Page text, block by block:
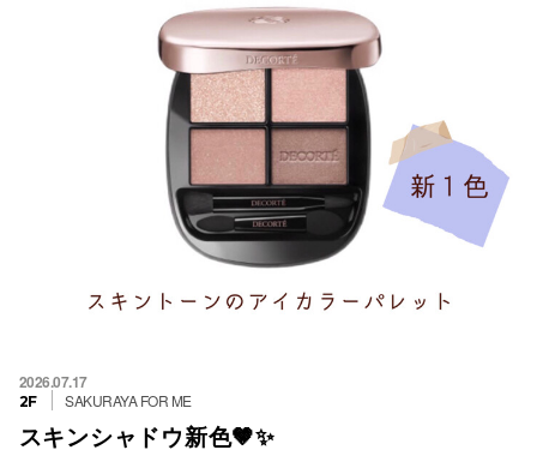
2026.07.17
2F SAKURAYA FOR ME
スキンシャドウ新色🤎✨